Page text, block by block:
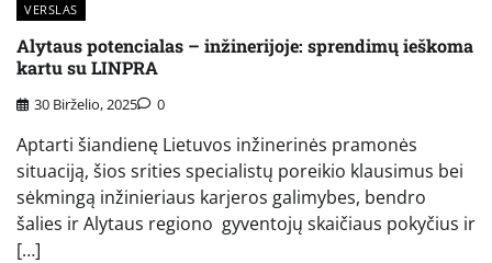
VERSLAS
Alytaus potencialas – inžinerijoje: sprendimų ieškoma
kartu su LINPRA
30 Birželio, 2025 0
Aptarti šiandienę Lietuvos inžinerinės pramonės
situaciją, šios srities specialistų poreikio klausimus bei
sėkmingą inžinieriaus karjeros galimybes, bendro
šalies ir Alytaus regiono gyventojų skaičiaus pokyčius ir
[…]